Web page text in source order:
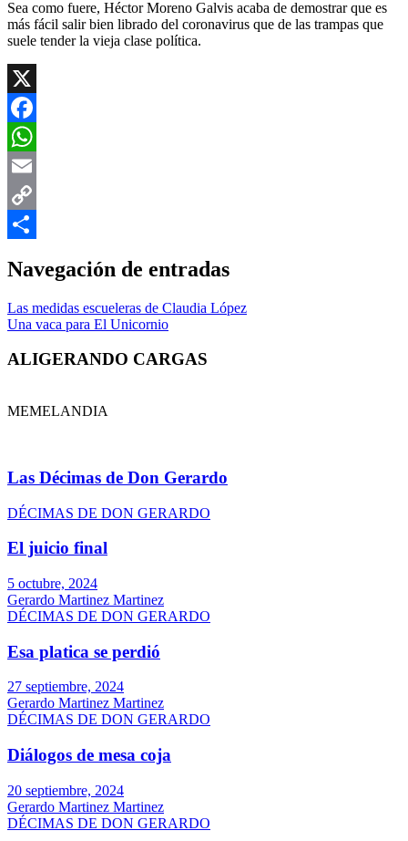
Sea como fuere, Héctor Moreno Galvis acaba de demostrar que es
más fácil salir bien librado del coronavirus que de las trampas que
suele tender la vieja clase política.
X
Facebook
WhatsApp
Email
Copy
Navegación de entradas
Las medidas escueleras de Claudia López
Una vaca para El Unicornio
ALIGERANDO CARGAS
MEMELANDIA
Las Décimas de Don Gerardo
DÉCIMAS DE DON GERARDO
El juicio final
5 octubre, 2024
Gerardo Martinez Martinez
DÉCIMAS DE DON GERARDO
Esa platica se perdió
27 septiembre, 2024
Gerardo Martinez Martinez
DÉCIMAS DE DON GERARDO
Diálogos de mesa coja
20 septiembre, 2024
Gerardo Martinez Martinez
DÉCIMAS DE DON GERARDO